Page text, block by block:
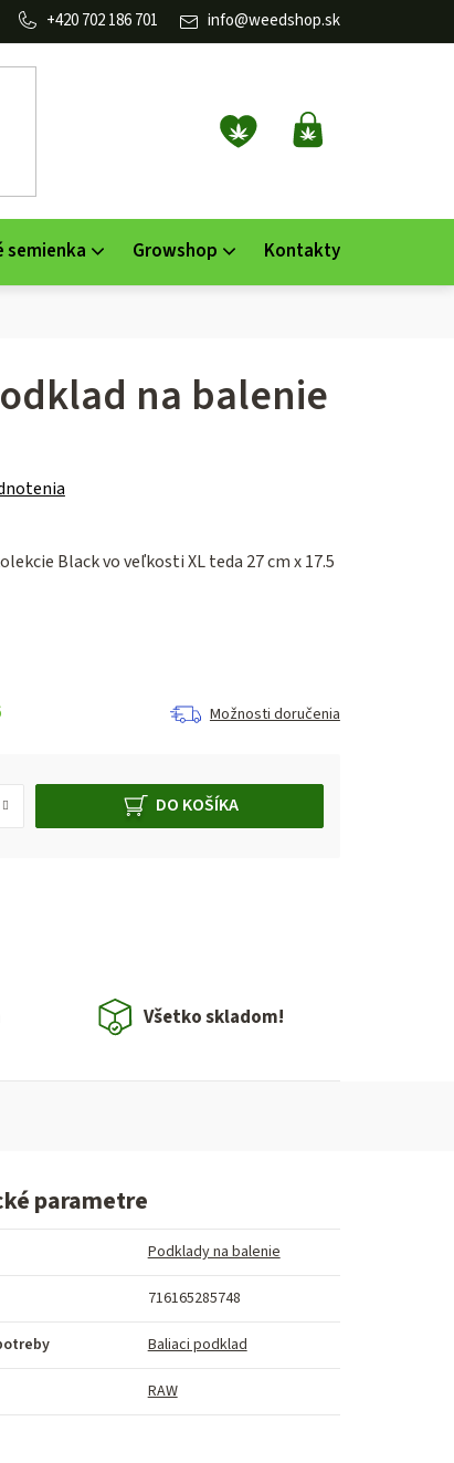
info@weedshop.sk
702 186 701
NÁKUPNÝ
KOŠÍK
semienka Growshop Kontakty
na balenie
Black vo veľkosti XL teda 27 cm x 17.5
Možnosti doručenia
DO KOŠÍKA
Všetko skladom!
parametre
Podklady na balenie
716165285748
Baliaci podklad
RAW